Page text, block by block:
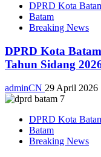
DPRD Kota
Batam
Breaking News
DPRD Kota
Tahun Sidang
adminCN 29 April 2026
DPRD Kota
Batam
Breaking News